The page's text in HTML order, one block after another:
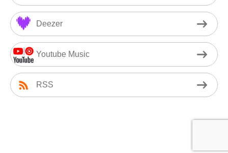
Deezer
Youtube Music
RSS